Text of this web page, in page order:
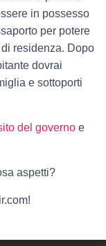
in possesso
per potere
residenza. Dopo
dovrai
e sottoporti
del governo e
aspetti?